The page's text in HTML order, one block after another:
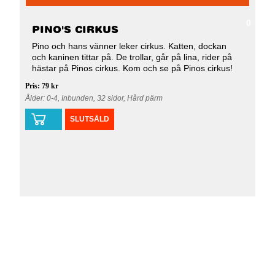
PINO'S CIRKUS
Pino och hans vänner leker cirkus. Katten, dockan
och kaninen tittar på. De trollar, går på lina, rider på
hästar på Pinos cirkus. Kom och se på Pinos cirkus!
Pris: 79 kr
Ålder: 0-4, Inbunden, 32 sidor, Hård pärm
SLUTSÅLD